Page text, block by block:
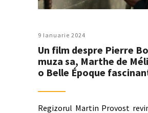
9 Ianuarie 2024
Un film despre Pierre
muza sa, Marthe de
o Belle Époque
Regizorul Martin Provost